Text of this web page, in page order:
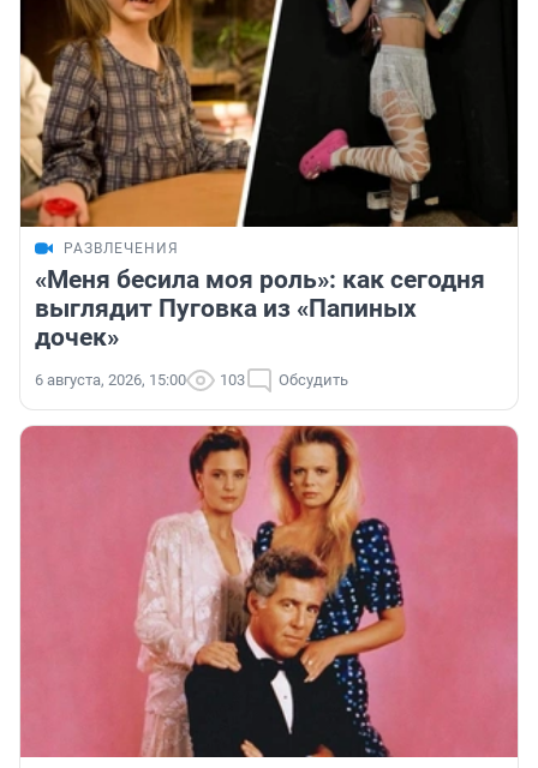
РАЗВЛЕЧЕНИЯ
«Меня бесила моя роль»: как сегодня
выглядит Пуговка из «Папиных
дочек»
6 августа, 2026, 15:00 103 Обсудить